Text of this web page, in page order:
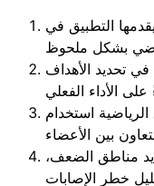
التطبيق في
في تحديد الأهداف
استخدام
مناطق الضعف،